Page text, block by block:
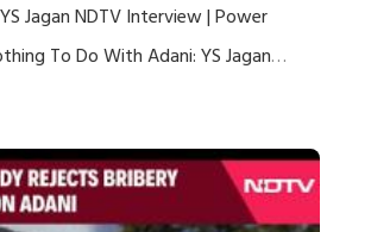
Jagan NDTV Interview | Power
To Do With Adani: YS Jagan